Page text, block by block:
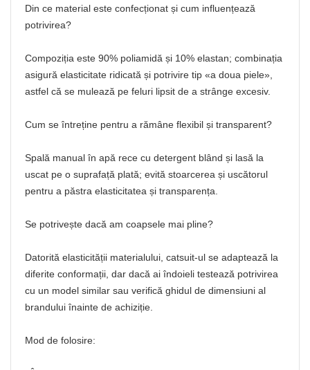
Din ce material este confecționat și cum influențează
potrivirea?
Compoziția este 90% poliamidă și 10% elastan; combinația
asigură elasticitate ridicată și potrivire tip «a doua piele»,
astfel că se mulează pe feluri lipsit de a strânge excesiv.
Cum se întreține pentru a rămâne flexibil și transparent?
Spală manual în apă rece cu detergent blând și lasă la
uscat pe o suprafață plată; evită stoarcerea și uscătorul
pentru a păstra elasticitatea și transparența.
Se potrivește dacă am coapsele mai pline?
Datorită elasticității materialului, catsuit-ul se adaptează la
diferite conformații, dar dacă ai îndoieli testează potrivirea
cu un model similar sau verifică ghidul de dimensiuni al
brandului înainte de achiziție.
Mod de folosire: